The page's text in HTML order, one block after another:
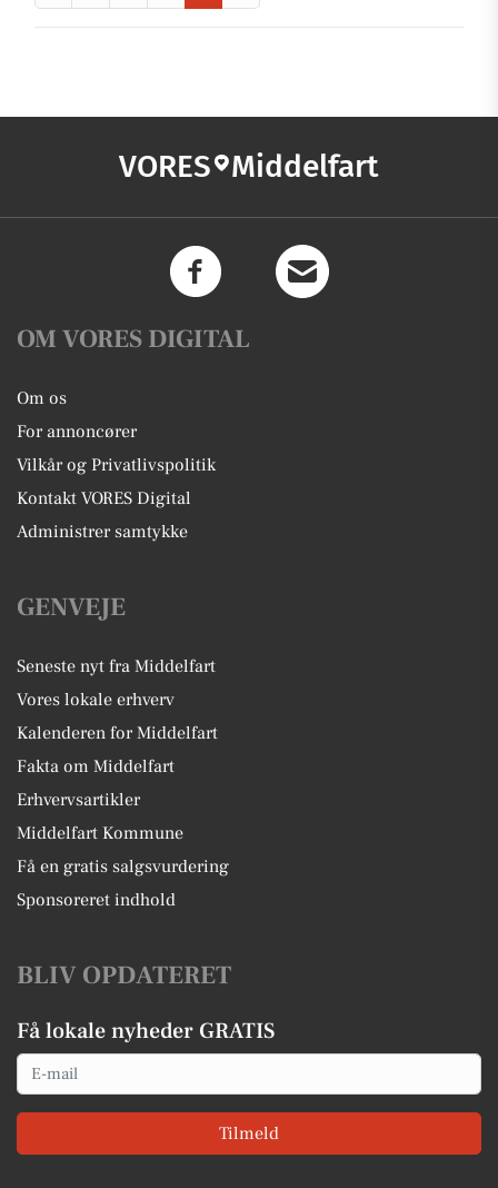
VORES Middelfart
OM VORES DIGITAL
Om os
For annoncører
Vilkår og Privatlivspolitik
Kontakt VORES Digital
Administrer samtykke
GENVEJE
Seneste nyt fra Middelfart
Vores lokale erhverv
Kalenderen for Middelfart
Fakta om Middelfart
Erhvervsartikler
Middelfart Kommune
Få en gratis salgsvurdering
Sponsoreret indhold
BLIV OPDATERET
Få lokale nyheder GRATIS
Email
Tilmeld